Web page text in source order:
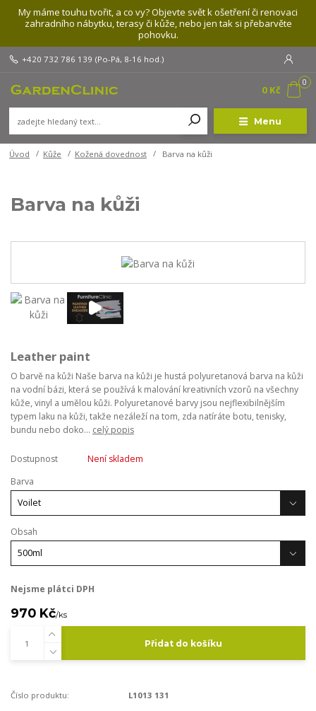
My máme touhu tvořit, a co vy? Objevte svět k ošetření či renovaci
zahradního nábytku, terasy či kůže, nebo jen tak si přebarvěte
pohovku.
Menu
+420 732 786 139 (Po-Pá, 8-16 hod.)
0
0 Kč
Úvod Kůže Kožená dovednost Barva na kůži
Barva na kůži
Leather paint
O barvě na kůži Naše barva na kůži je hustá polyuretanová barva na kůži
na vodní bázi, která se používá k malování kreativních vzorů na všechny
kůže, vinyl a umělou kůži. Polyuretanové barvy jsou nejflexibilnějším
typem laku na kůži, takže nezáleží na tom, zda natíráte botu, tenisky,
bundu nebo doko... celý popis
Dostupnost
Není skladem
Barva
Obsah
Nejsme plátci DPH
970 Kč/ks
Přidat do košíku
Číslo produktu: L1013 131